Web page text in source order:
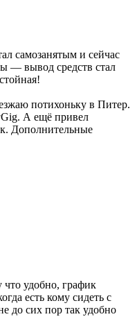
самозанятым и сейчас
— вывод средств стал
потихоньку в Питер.
А ещё привел
Дополнительные
удобно, график
есть кому сидеть с
до сих пор так удобно